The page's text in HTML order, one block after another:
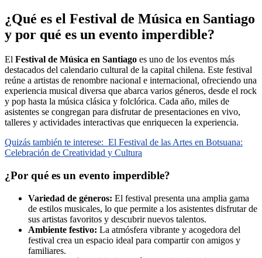
¿Qué es el Festival de Música en Santiago
y por qué es un evento imperdible?
El Festival de Música en Santiago es uno de los eventos más
destacados del calendario cultural de la capital chilena. Este festival
reúne a artistas de renombre nacional e internacional, ofreciendo una
experiencia musical diversa que abarca varios géneros, desde el rock
y pop hasta la música clásica y folclórica. Cada año, miles de
asistentes se congregan para disfrutar de presentaciones en vivo,
talleres y actividades interactivas que enriquecen la experiencia.
Quizás también te interese: El Festival de las Artes en Botsuana:
Celebración de Creatividad y Cultura
¿Por qué es un evento imperdible?
Variedad de géneros: El festival presenta una amplia gama
de estilos musicales, lo que permite a los asistentes disfrutar de
sus artistas favoritos y descubrir nuevos talentos.
Ambiente festivo: La atmósfera vibrante y acogedora del
festival crea un espacio ideal para compartir con amigos y
familiares.